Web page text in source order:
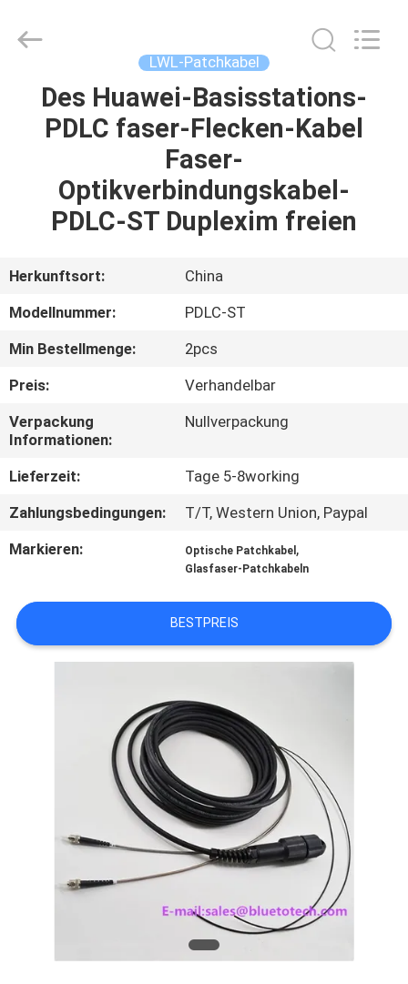
HAUS
ÜBER
FABRIK-
QUALITÄTSKONTROLLE
TRETEN
SIE
MIT
UNS
VERBINDUNG
NACHRICHTEN
SITEMAP
PRIVACY
LWL-Patchkabel
Des Huawei-Basisstations-
PDLC faser-Flecken-Kabel
Faser-
Optikverbindungskabel-
PDLC-ST Duplexim freien
Herkunftsort:
China
Modellnummer:
PDLC-ST
Min Bestellmenge:
2pcs
Preis:
Verhandelbar
Verpackung
Informationen:
Nullverpackung
Lieferzeit:
Tage 5-8working
Zahlungsbedingungen:
T/T, Western Union, Paypal
Markieren:
Optische Patchkabel ,
Glasfaser-Patchkabeln
BESTPREIS